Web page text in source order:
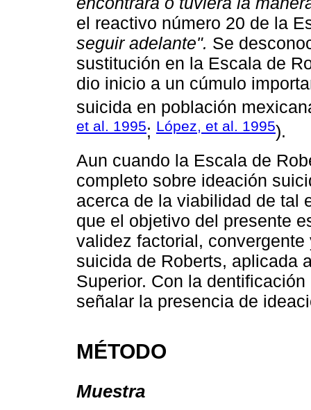
el reactivo número 20 de la
seguir adelante". Se
sustitución en la Escala de
dio inicio a un cúmulo
suicida en población
et al. 1995; López, et al. 1995).
Aun cuando la Escala de
completo sobre ideación
acerca de la viabilidad de tal
que el objetivo del presente
validez factorial,
suicida de Roberts, aplicada
Superior. Con la
señalar la presencia de
MÉTODO
Muestra